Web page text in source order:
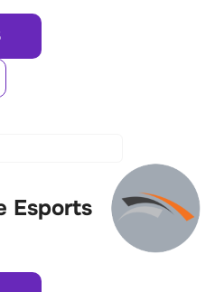
Esports